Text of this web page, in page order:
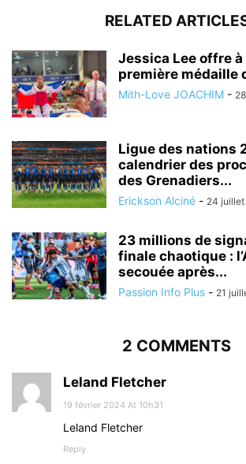
RELATED
Jessica Lee offre
première médaille
Mith-Love JOACHIM -
Ligue des nations
calendrier des
des Grenadiers...
Erickson Alciné - 24
23 millions de
finale chaotique :
secouée après...
Passion Info Plus - 21
2 COMMENTS
Leland Fletcher
19 février 2024 At 10h31
Leland Fletcher
Reply